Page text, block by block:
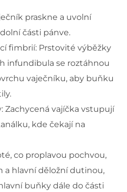
praskne a uvolní
části pánve.
fimbrií: Prstovité výběžky
infundibula se roztáhnou
vaječníku, aby buňku
Zachycená vajíčka vstupují
kde čekají na
co proplavou pochvou,
a hlavní děložní dutinou,
buňky dále do části